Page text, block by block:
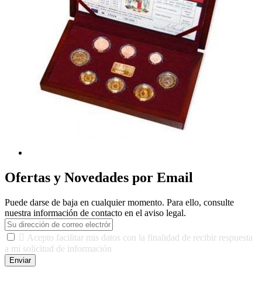
Ofertas y Novedades por Email
Puede darse de baja en cualquier momento. Para ello, consulte
nuestra información de contacto en el aviso legal.
 Acepto facilitar mis datos con la finalidad de recibir respuesta
a mi solicitud de información
Enviar